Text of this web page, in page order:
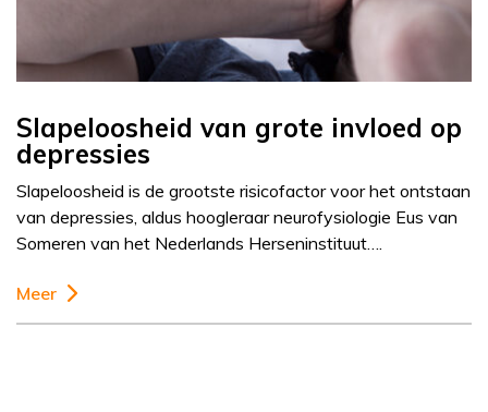
Slapeloosheid van grote invloed op
depressies
Slapeloosheid is de grootste risicofactor voor het ontstaan
van depressies, aldus hoogleraar neurofysiologie Eus van
Someren van het Nederlands Herseninstituut….
Meer